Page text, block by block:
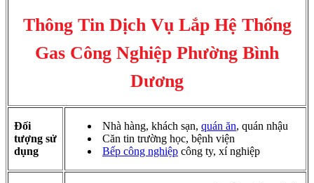
Thông Tin Dịch Vụ Lắp Hệ Thống
Gas Công Nghiệp Phường Bình
Dương
Đối
tượng sử
dụng
Nhà hàng, khách sạn, quán ăn, quán nhậu
Căn tin trường học, bệnh viện
Bếp công nghiệp công ty, xí nghiệp